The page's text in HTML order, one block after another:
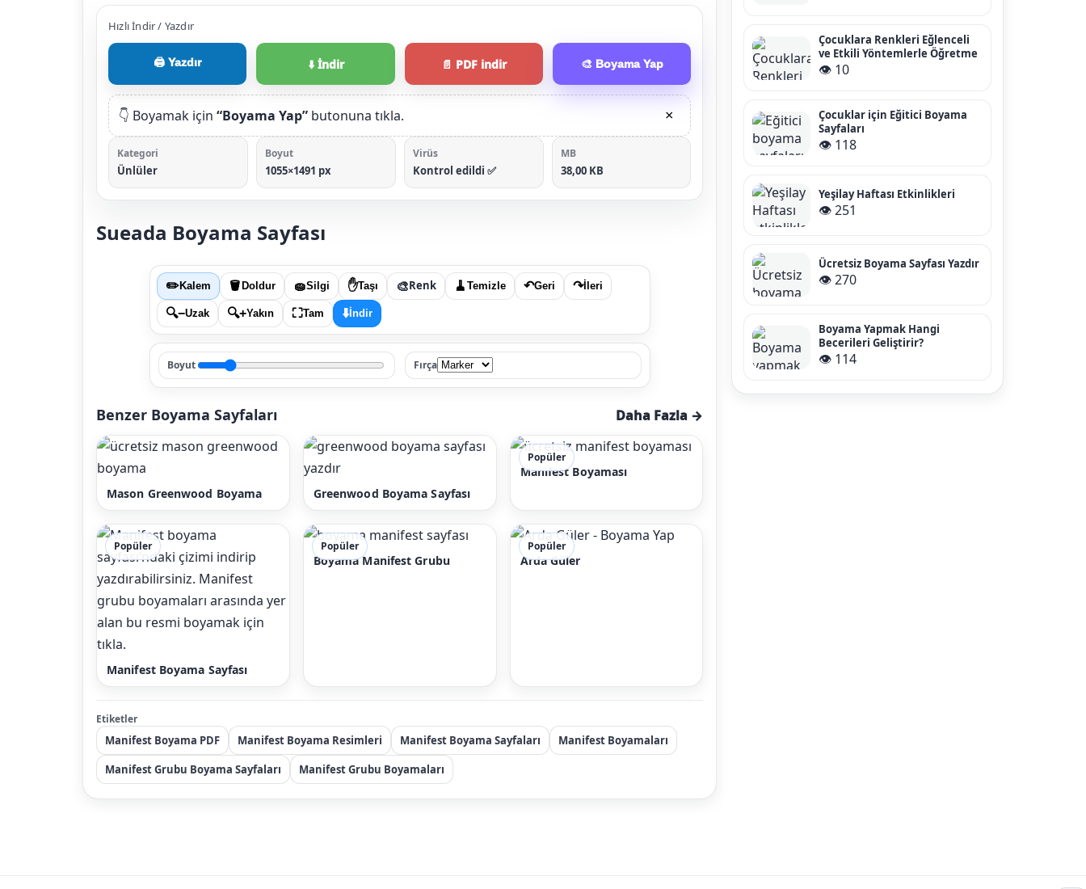
Hızlı İndir / Yazdır
🖨️ Yazdır ⬇️ İndir 📄 PDF indir 🎨 Boyama Yap
👇 Boyamak için “Boyama Yap” butonuna tıkla. ×
Kategori
Ünlüler
Boyut
1055×1491 px
Virüs
Kontrol edildi ✅
MB
38,00 KB
Sueada Boyama Sayfası
✏️Kalem 🪣 Doldur 🧽Silgi ✋Taşı 🎨Renk 🧹 Temizle ↶Geri ↷İleri
🔍−Uzak 🔍+Yakın ⛶Tam ⬇️İndir
Boyut Fırça
Benzer Boyama Sayfaları Daha Fazla →
Mason Greenwood Boyama Greenwood Boyama Sayfası
Popüler
Manifest Boyaması
Popüler
Manifest Boyama Sayfası
Popüler
Boyama Manifest Grubu
Popüler
Arda Güler
Etiketler
Manifest Boyama PDF Manifest Boyama Resimleri Manifest Boyama Sayfaları
Manifest Boyamaları
Manifest Grubu Boyama Sayfaları
Manifest Grubu Boyamaları
Çocuklara Renkleri Eğlenceli
ve Etkili Yöntemlerle Öğretme
👁️ 10
Çocuklar için Eğitici Boyama
Sayfaları
👁️ 118
Yeşilay Haftası Etkinlikleri
👁️ 251
Ücretsiz Boyama Sayfası Yazdır
👁️ 270
Boyama Yapmak Hangi
Becerileri Geliştirir?
👁️ 114